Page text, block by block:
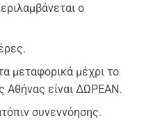
ο
μεταφορικά μέχρι το
Αθήνας είναι ΔΩΡΕΑΝ.
συνεννόησης.